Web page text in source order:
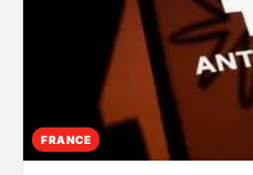
FRANCE